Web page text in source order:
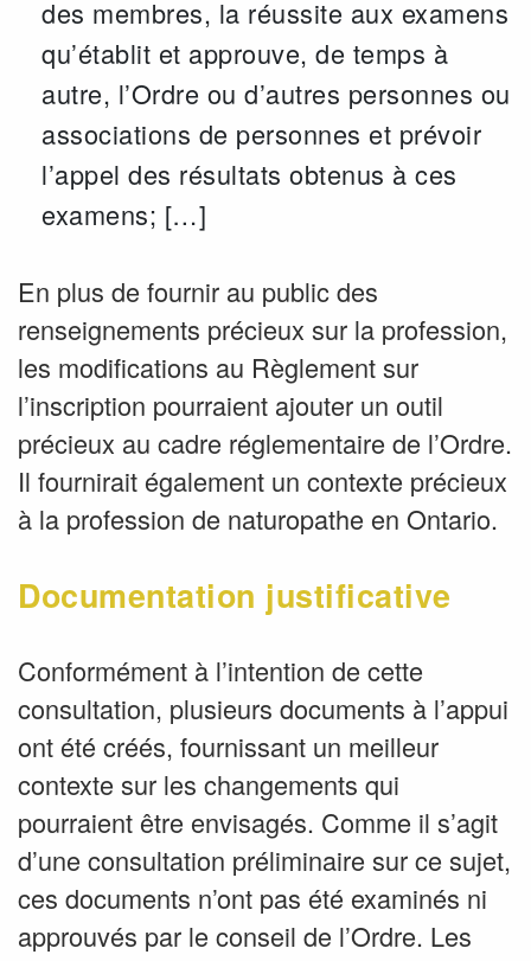
des membres, la réussite aux examens
qu’établit et approuve, de temps à
autre, l’Ordre ou d’autres personnes ou
associations de personnes et prévoir
l’appel des résultats obtenus à ces
examens; […]
En plus de fournir au public des
renseignements précieux sur la profession,
les modifications au Règlement sur
l’inscription pourraient ajouter un outil
précieux au cadre réglementaire de l’Ordre.
Il fournirait également un contexte précieux
à la profession de naturopathe en Ontario.
Documentation justificative
Conformément à l’intention de cette
consultation, plusieurs documents à l’appui
ont été créés, fournissant un meilleur
contexte sur les changements qui
pourraient être envisagés. Comme il s’agit
d’une consultation préliminaire sur ce sujet,
ces documents n’ont pas été examinés ni
approuvés par le conseil de l’Ordre. Les